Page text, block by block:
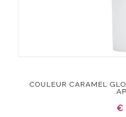
COULEUR CARAMEL
€